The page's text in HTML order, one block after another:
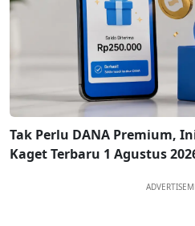
Tak Perlu DANA Premium,
Kaget Terbaru 1 Agustus